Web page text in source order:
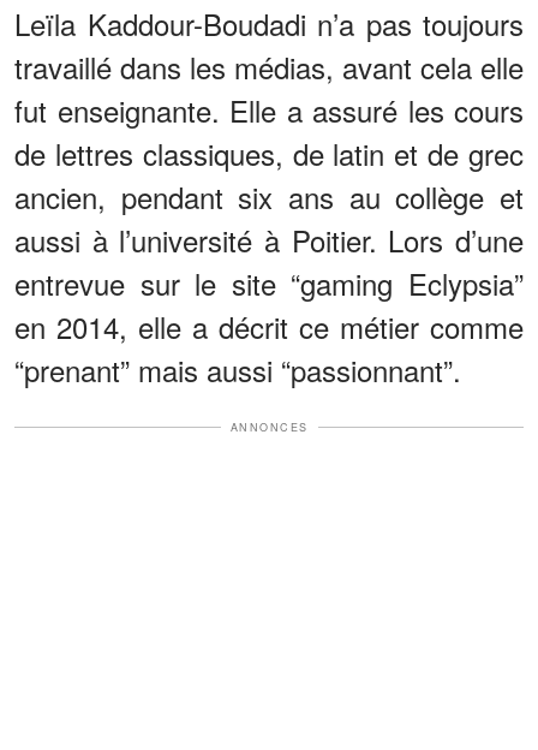
Leïla Kaddour-Boudadi n’a pas toujours
travaillé dans les médias, avant cela elle
fut enseignante. Elle a assuré les cours
de lettres classiques, de latin et de grec
ancien, pendant six ans au collège et
aussi à l’université à Poitier. Lors d’une
entrevue sur le site “gaming Eclypsia”
en 2014, elle a décrit ce métier comme
“prenant” mais aussi “passionnant”.
ANNONCES